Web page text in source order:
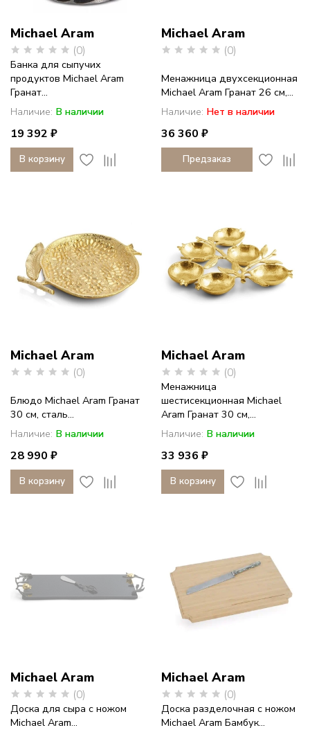
Michael Aram
(0)
Банка для сыпучих
продуктов Michael Aram
Гранат...
Наличие: В наличии
19 392 ₽
В корзину
Michael Aram
(0)
Менажница двухсекционная
Michael Aram Гранат 26 см,...
Наличие: Нет в наличии
36 360 ₽
Предзаказ
Michael Aram
(0)
Блюдо Michael Aram Гранат
30 см, сталь...
Наличие: В наличии
28 990 ₽
В корзину
Michael Aram
(0)
Менажница
шестисекционная Michael
Aram Гранат 30 см,...
Наличие: В наличии
33 936 ₽
В корзину
Michael Aram
(0)
Доска для сыра с ножом
Michael Aram...
Michael Aram
(0)
Доска разделочная с ножом
Michael Aram Бамбук...